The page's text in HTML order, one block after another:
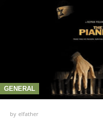
GENERAL
byelfather